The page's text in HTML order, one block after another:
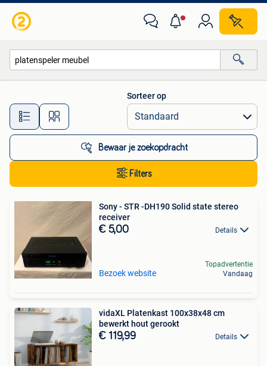
Alle afstanden…
Sorteer op
Bewaar je zoekopdracht
Filters
Sony - STR -DH190 Solid state stereo
receiver
€ 5,00 Details
Bezoek website
Topadvertentie
Vandaag
vidaXL Platenkast 100x38x48 cm
bewerkt hout gerookt
€ 119,99 Details